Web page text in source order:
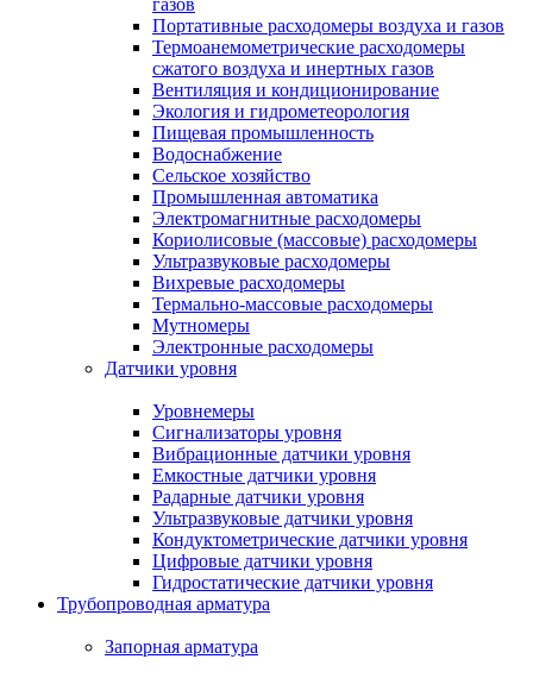
газов
Портативные расходомеры воздуха и газов
Термоанемометрические расходомеры
сжатого воздуха и инертных газов
Вентиляция и кондиционирование
Экология и гидрометеорология
Пищевая промышленность
Водоснабжение
Сельское хозяйство
Промышленная автоматика
Электромагнитные расходомеры
Кориолисовые (массовые) расходомеры
Ультразвуковые расходомеры
Вихревые расходомеры
Термально-массовые расходомеры
Мутномеры
Электронные расходомеры
Датчики уровня
Уровнемеры
Сигнализаторы уровня
Вибрационные датчики уровня
Емкостные датчики уровня
Радарные датчики уровня
Ультразвуковые датчики уровня
Кондуктометрические датчики уровня
Цифровые датчики уровня
Гидростатические датчики уровня
Трубопроводная арматура
Запорная арматура